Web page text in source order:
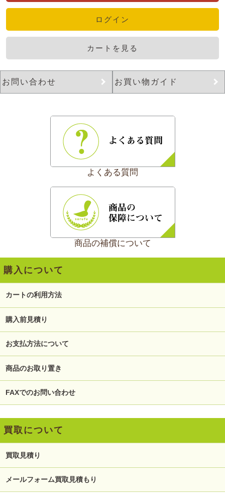
ログイン
カートを見る
お問い合わせ お買い物ガイド
よくある質問
商品の補償について
購入について
カートの利用方法
購入前見積り
お支払方法について
商品のお取り置き
FAXでのお問い合わせ
買取について
買取見積り
メールフォーム買取見積もり